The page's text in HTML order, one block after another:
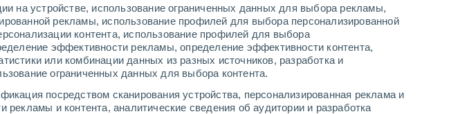
на устройстве, использование ограниченных данных для выбора рекламы,
рекламы, использование профилей для выбора персонализированной
контента, использование профилей для выбора
эффективности рекламы, определение эффективности контента,
или комбинации данных из разных источников, разработка и
ограниченных данных для выбора контента.
посредством сканирования устройства, персонализированная реклама и
рекламы и контента, аналитические сведения об аудитории и разработка